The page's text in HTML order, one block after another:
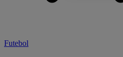
Futebol